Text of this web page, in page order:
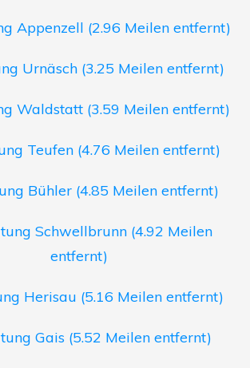
Appenzell (2.96 Meilen entfernt)
Urnäsch (3.25 Meilen entfernt)
Waldstatt (3.59 Meilen entfernt)
Teufen (4.76 Meilen entfernt)
Bühler (4.85 Meilen entfernt)
Schwellbrunn (4.92 Meilen
entfernt)
Herisau (5.16 Meilen entfernt)
Gais (5.52 Meilen entfernt)